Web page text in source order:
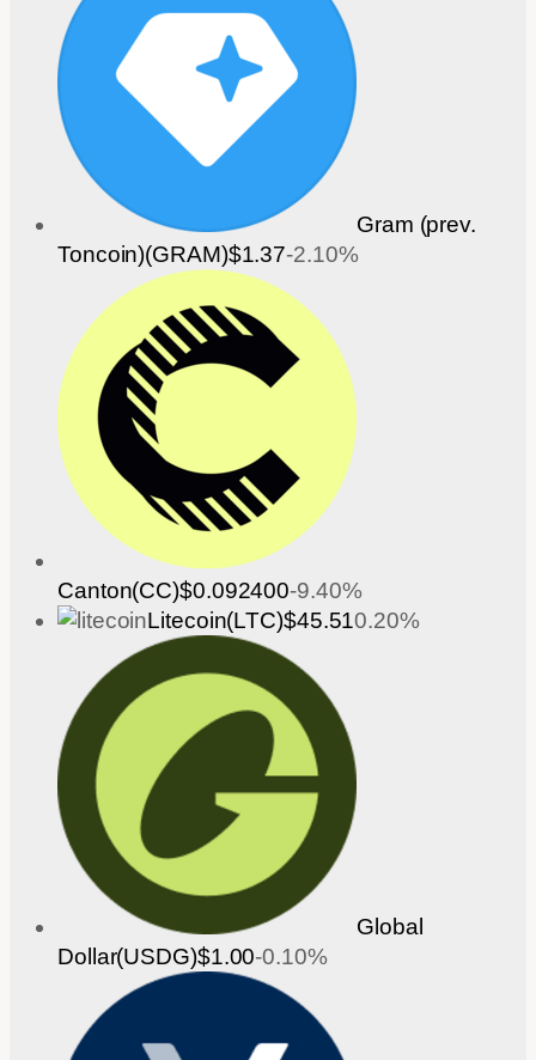
Gram (prev.
Toncoin)(GRAM)$1.37-2.10%
Canton(CC)$0.092400-9.40%
Litecoin(LTC)$45.510.20%
Global
Dollar(USDG)$1.00-0.10%